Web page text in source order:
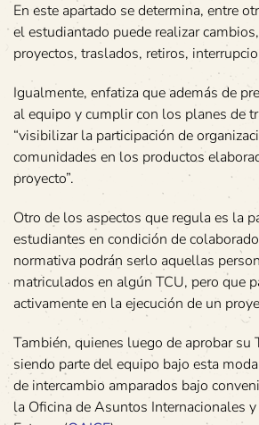
En este apartado se determina, entre
el estudiantado puede realizar
proyectos, traslados, retiros,
Igualmente, enfatiza que además de
al equipo y cumplir con los planes de
“visibilizar la participación de
comunidades en los productos
proyecto”.
Otro de los aspectos que regula es la
estudiantes en condición de
normativa podrán serlo aquellas
matriculados en algún TCU, pero que
activamente en la ejecución de un
También, quienes luego de aprobar su
siendo parte del equipo bajo esta
de intercambio amparados bajo
la Oficina de Asuntos Internacionales